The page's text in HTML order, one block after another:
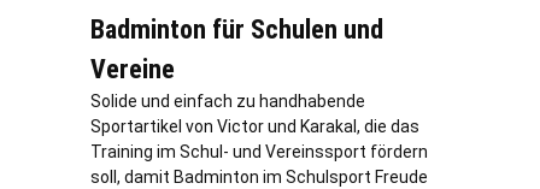
Badminton für Schulen und
Vereine
Solide und einfach zu handhabende
Sportartikel von Victor und Karakal, die das
Training im Schul- und Vereinssport fördern
soll, damit Badminton im Schulsport Freude